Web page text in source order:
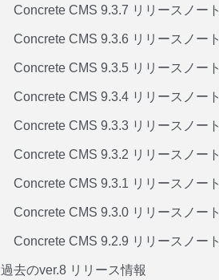
Concrete CMS 9.3.7 リリースノート
Concrete CMS 9.3.6 リリースノート
Concrete CMS 9.3.5 リリースノート
Concrete CMS 9.3.4 リリースノート
Concrete CMS 9.3.3 リリースノート
Concrete CMS 9.3.2 リリースノート
Concrete CMS 9.3.1 リリースノート
Concrete CMS 9.3.0 リリースノート
Concrete CMS 9.2.9 リリースノート
過去のver.8 リリース情報